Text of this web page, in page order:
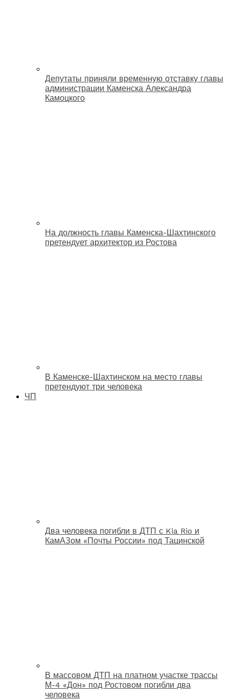
Депутаты приняли временную отставку главы
администрации Каменска Александра
Камоцкого
На должность главы Каменска-Шахтинского
претендует архитектор из Ростова
В Каменске-Шахтинском на место главы
претендуют три человека
ЧП
Два человека погибли в ДТП с Kia Rio и
КамАЗом «Почты России» под Тацинской
В массовом ДТП на платном участке трассы
М-4 «Дон» под Ростовом погибли два
человека